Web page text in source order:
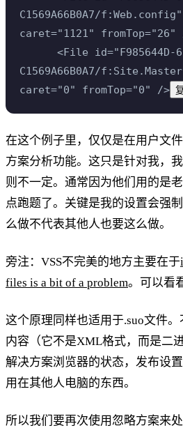
C1569A66B0A7/f:Web.config"
caret="1121" fromTop="26"
C1569A66B0A7/
caret="0" fromTop="0" />
在这个例子里，仅仅是在用户文
方案分析功能。这只是针对我，
则不一定。通常因为他们用的是
点跑题了。关键是我的设置会强
么做不代表其他人也要这么做。
旁注：VSS不完美的地方主要在于
files is a bit of a problem。可以看
这个原理同样也适用于.suo文件
内容（它不是XML格式，而是二
解决方案浏览器的状态，发布设
用在其他人电脑的东西。
所以我们要再次使用忽略方案来